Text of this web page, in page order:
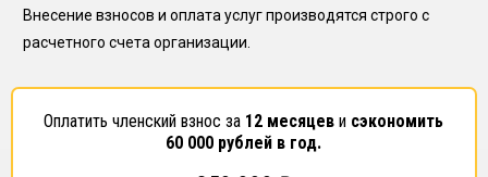
Внесение взносов и оплата услуг производятся строго с
расчетного счета организации.
Оплатить членский взнос за 12 месяцев и сэкономить
60 000 рублей в год.